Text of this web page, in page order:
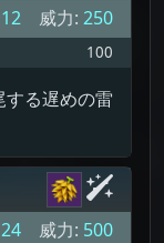
12 威力: 250
100
る遅めの雷
24 威力: 500